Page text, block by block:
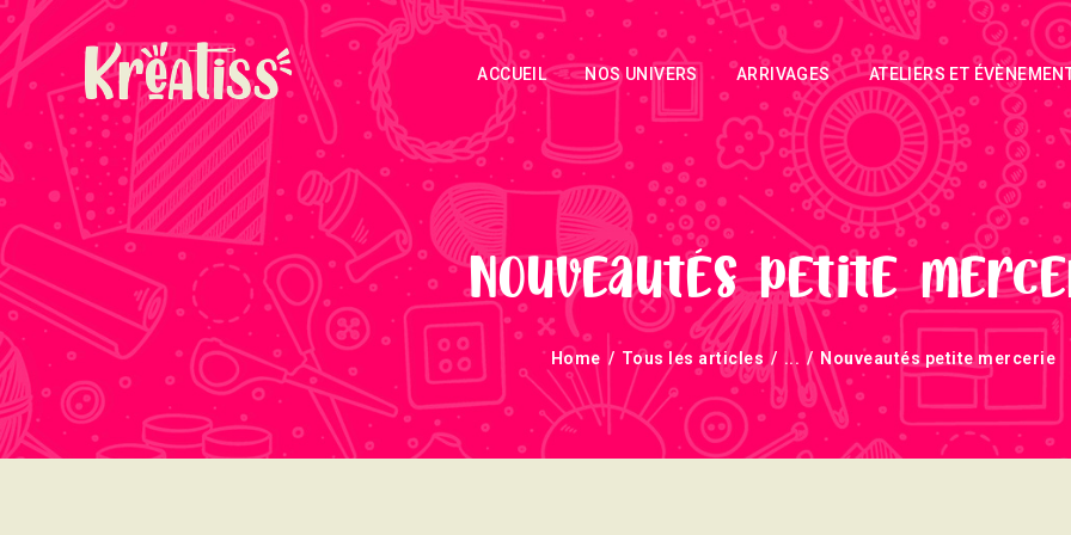
ACCUEIL NOS UNIVERS ARRIVAGES ATELIERS ET
Nouveautés petite
Home Tous les articles ... Nouveautés petite mercerie
ACCUEIL
NOS UNIVERS
ARRIVAGES
ATELIERS ET
ÉVÈNEMENTS
INFOS
ÉVÈNEMENTS
NEWSLETTERS